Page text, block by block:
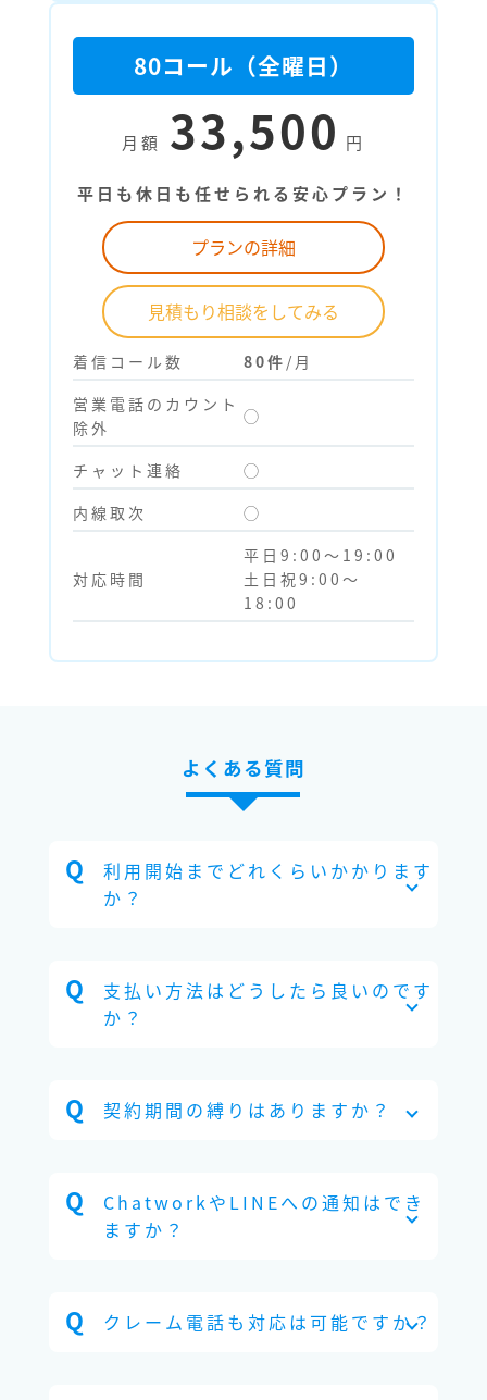
80コール（全曜日）
月額 33,500 円
平日も休日も任せられる安心プラン！
プランの詳細
見積もり相談をしてみる
着信コール数 80件 /月
営業電話のカウント
除外
◯
チャット連絡
◯
内線取次
◯
対応時間
平日9:00～19:00
土日祝9:00～
18:00
よくある質問
利用開始までどれくらいかかります
か？
支払い方法はどうしたら良いのです
か？
契約期間の縛りはありますか？
ChatworkやLINEへの通知はでき
ますか？
クレーム電話も対応は可能ですか？